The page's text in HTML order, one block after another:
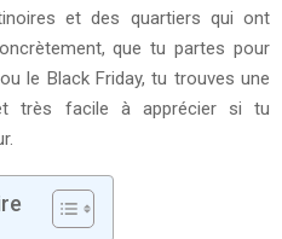
et des quartiers qui ont
que tu partes pour
le Black Friday, tu trouves une
très facile à apprécier si tu